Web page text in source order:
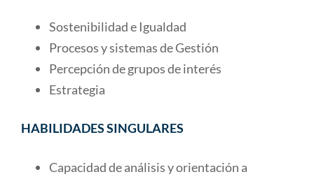
Sostenibilidad e Igualdad
Procesos y sistemas de Gestión
Percepción de grupos de interés
Estrategia
HABILIDADES SINGULARES
Capacidad de análisis y orientación a